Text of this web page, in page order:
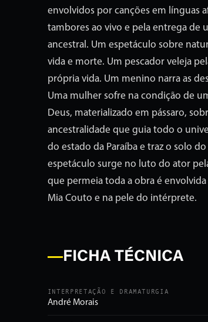
envolvidos por canções em línguas
tambores ao vivo e pela entrega de
ancestral. Um espetáculo sobre
vida e morte. Um pescador veleja
própria vida. Um menino narra as
Uma mulher sofre na condição de
Deus, materializado em pássaro,
ancestralidade que guia todo o
do estado da Paraíba e traz o solo
espetáculo surge no luto do ator
que permeia toda a obra é
Mia Couto e na pele do intérprete.
FICHA TÉCNICA
INTERPRETAÇÃO E DRAMATURGIA
André Morais